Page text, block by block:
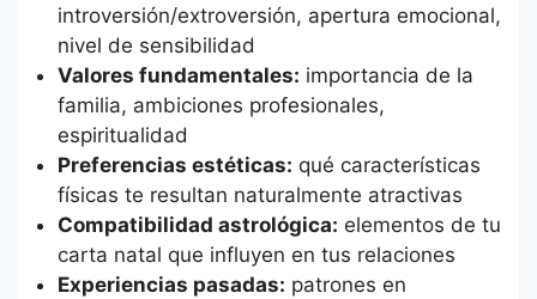
introversión/extroversión, apertura emocional,
nivel de sensibilidad
Valores fundamentales: importancia de la
familia, ambiciones profesionales,
espiritualidad
Preferencias estéticas: qué características
físicas te resultan naturalmente atractivas
Compatibilidad astrológica: elementos de tu
carta natal que influyen en tus relaciones
Experiencias pasadas: patrones en